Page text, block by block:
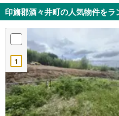
印旛郡酒々井町の人気物件を
1